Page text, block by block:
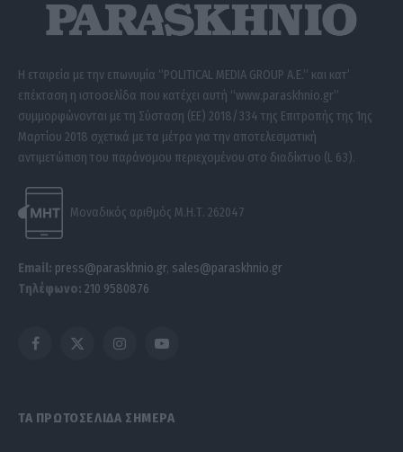
Η εταιρεία με την επωνυμία “POLITICAL MEDIA GROUP A.E.” και κατ’
επέκταση η ιστοσελίδα που κατέχει αυτή “www.paraskhnio.gr”
συμμορφώνονται με τη Σύσταση (ΕΕ) 2018/334 της Επιτροπής της 1ης
Μαρτίου 2018 σχετικά με τα μέτρα για την αποτελεσματική
αντιμετώπιση του παράνομου περιεχομένου στο διαδίκτυο (L 63).
Μοναδικός αριθμός Μ.Η.Τ. 262047
Email: press@paraskhnio.gr, sales@paraskhnio.gr
Τηλέφωνο: 210 9580876
Facebook
X
InstagramYouTube
ΤΑ ΠΡΩΤΟΣΕΛΙΔΑ ΣΗΜΕΡΑ